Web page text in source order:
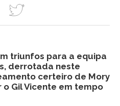
triunfos para a equipa
derrotada neste
certeiro de Mory
Gil Vicente em tempo